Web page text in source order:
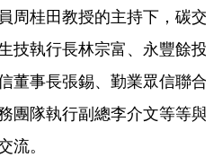
周桂田教授的主持下，碳交
技執行長林宗富、永豐餘投
董事長張錫、勤業眾信聯合
團隊執行副總李介文等等與
流。